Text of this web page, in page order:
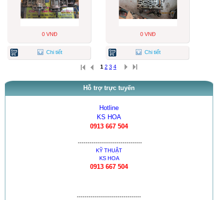
0 VNĐ
Chi tiết
0 VNĐ
Chi tiết
1 2 3 4
Hỗ trợ trực tuyến
Hotline
KS HOA
0913 667 504
---------------------------------
KỸ THUẬT
KS HOA
0913 667 504
---------------------------------